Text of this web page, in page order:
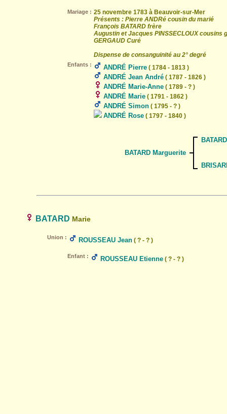
Mariage : 25 novembre 1783 à Beauvoir-sur-Mer
Présents : Pierre ANDRé cousin du marié
François BATARD frère
Augustin et Jacques PINSSECLOUX cousins
GERGAUD Curé
Dispense de consanguinité au 2° degré
Enfants : ANDRÉ Pierre ( 1784 - 1813 )
ANDRÉ Jean André ( 1787 - 1826 )
ANDRÉ Marie-Anne ( 1789 - ? )
ANDRÉ Marie ( 1791 - 1862 )
ANDRÉ Simon ( 1795 - ? )
ANDRÉ Rose ( 1797 - 1840 )
BATARD Marguerite
BATARD Marie
Union : ROUSSEAU Jean ( ? - ? )
Enfant : ROUSSEAU Etienne ( ? - ? )